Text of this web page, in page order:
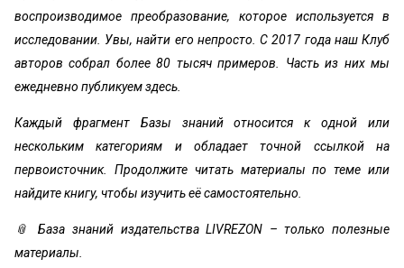
воспроизводимое преобразование, которое используется в
исследовании. Увы, найти его непросто. С 2017 года наш Клуб
авторов собрал более 80 тысяч примеров. Часть из них мы
ежедневно публикуем здесь.
Каждый фрагмент Базы знаний относится к одной или
нескольким категориям и обладает точной ссылкой на
первоисточник. Продолжите читать материалы по теме или
найдите книгу, чтобы изучить её самостоятельно.
📎 База знаний издательства LIVREZON – только полезные
материалы.